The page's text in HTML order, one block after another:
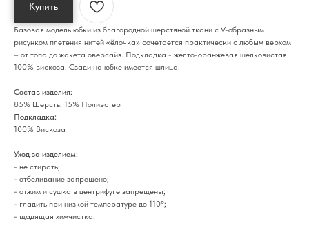
Купить
Базовая модель юбки из благородной шерстяной ткани с V-образным
рисунком плетения нитей «ёлочка» сочетается практически с любым верхом
– от топа до жакета оверсайз. Подкладка - желто-оранжевая шелковистая
100% вискоза. Сзади на юбке имеется шлица.
Состав изделия:
85% Шерсть, 15% Полиэстер
Подкладка:
100% Вискоза
Уход за изделием:
- не стирать;
- отбеливание запрещено;
- отжим и сушка в центрифуге запрещены;
- гладить при низкой температуре до 110°;
- щадящая химчистка.